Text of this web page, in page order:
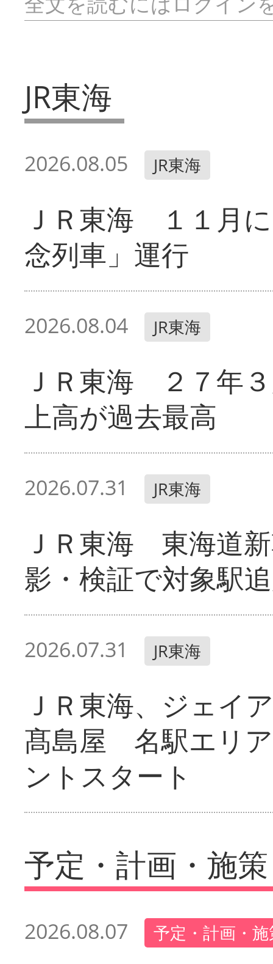
JR東海
2026.08.05 JR東海
ＪＲ東海 １１月
念列車」運行
2026.08.04 JR東海
ＪＲ東海 ２７年
上高が過去最高
2026.07.31 JR東海
ＪＲ東海 東海道
影・検証で対象駅
2026.07.31 JR東海
ＪＲ東海、ジェイ
髙島屋 名駅エリ
ントスタート
予定・計画・施策
2026.08.07 予定・計画・